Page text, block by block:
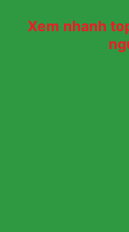
Xem nhanh